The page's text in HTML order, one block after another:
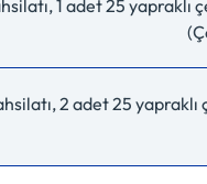
1 adet 25
2 adet 25